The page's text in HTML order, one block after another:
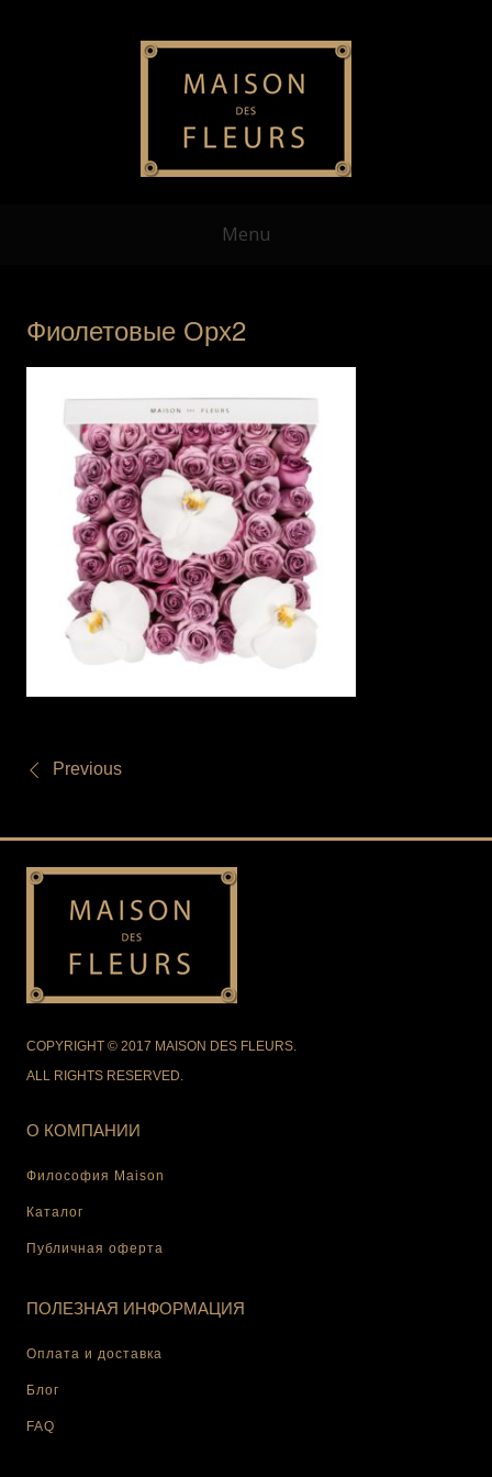
Menu
Фиолетовые Орх2
Previous
COPYRIGHT © 2017 MAISON DES FLEURS.
ALL RIGHTS RESERVED.
О КОМПАНИИ
Философия Maison
Каталог
Публичная оферта
ПОЛЕЗНАЯ ИНФОРМАЦИЯ
Оплата и доставка
Блог
FAQ